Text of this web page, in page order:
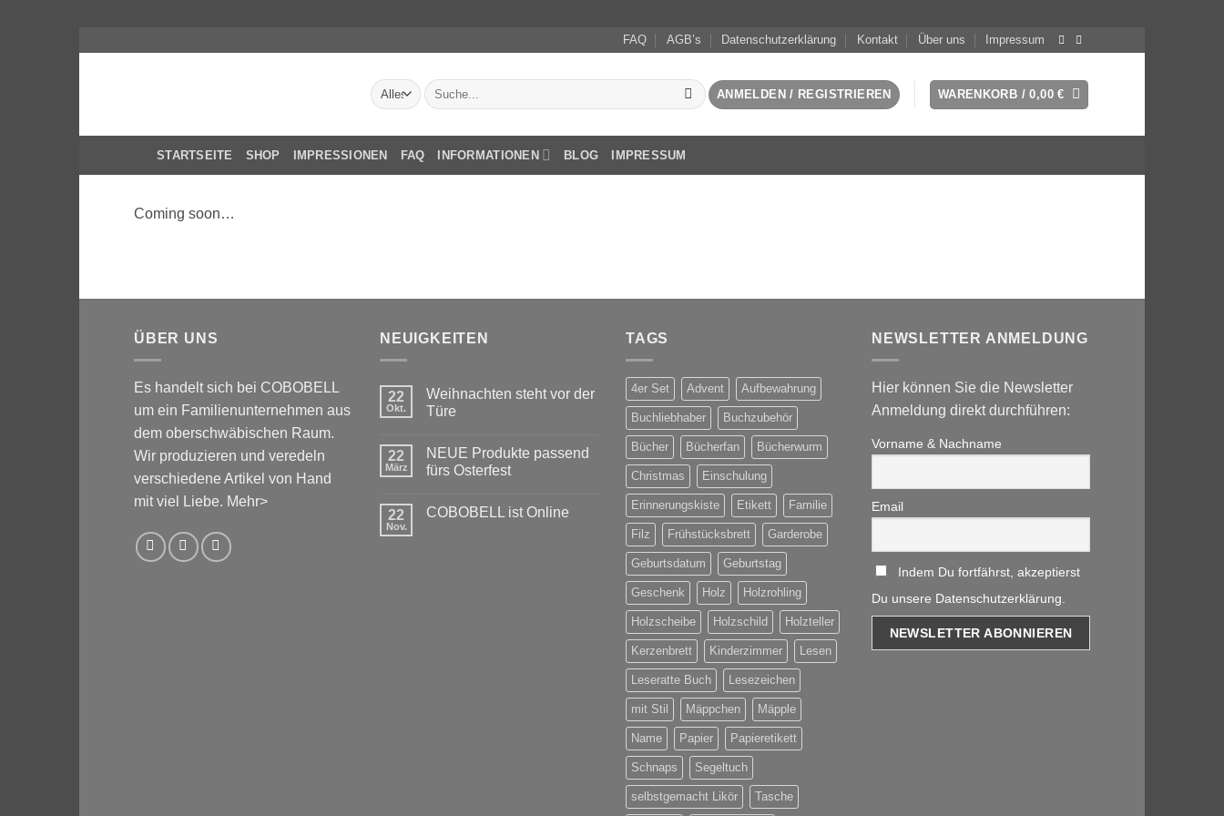
FAQ AGB’s Datenschutzerklärung Kontakt Über uns Impressum
Suchen
nach:
ANMELDEN / REGISTRIEREN WARENKORB /0,00€
STARTSEITE SHOP IMPRESSIONEN FAQ INFORMATIONEN BLOG IMPRESSUM
Coming soon…
ÜBER UNS
Es handelt sich bei COBOBELL
um ein Familienunternehmen aus
dem oberschwäbischen Raum.
Wir produzieren und veredeln
verschiedene Artikel von Hand
mit viel Liebe. Mehr>
NEUIGKEITEN
22
Okt.
Weihnachten steht vor der
Türe
zu
Weihnachten
steht
Türe
22
März
NEUE Produkte passend
fürs Osterfest
zu
22
Nov.
COBOBELL ist Online
TAGS
4er Set Advent Aufbewahrung
Buchliebhaber Buchzubehör
Bücher Bücherfan Bücherwurm
Christmas Einschulung
Erinnerungskiste Etikett Familie
Filz Frühstücksbrett Garderobe
Geburtsdatum Geburtstag
Geschenk Holz Holzrohling
Holzscheibe Holzschild Holzteller
Kerzenbrett Kinderzimmer Lesen
Leseratte Buch Lesezeichen
mit Stil Mäppchen Mäpple
Name Papier Papieretikett
Schnaps Segeltuch
selbstgemacht Likör Tasche
NEWSLETTER ANMELDUNG
Hier können Sie die Newsletter
Anmeldung direkt durchführen:
Vorname & Nachname
Email
Indem Du fortfährst, akzeptierst
Du unsere Datenschutzerklärung.